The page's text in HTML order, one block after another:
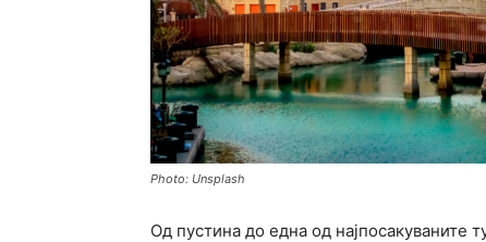
Photo: Unsplash
Од пустина до една од најпосакуваните